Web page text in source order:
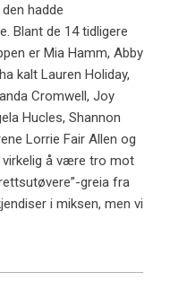
hadde
Blant de 14 tidligere
er Mia Hamm, Abby
kalt Lauren Holiday,
Cromwell, Joy
Hucles, Shannon
Lorrie Fair Allen og
virkelig å være tro mot
greia fra
i miksen, men vi